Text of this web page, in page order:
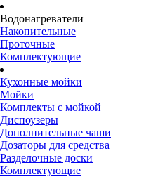
Водонагреватели
Накопительные
Проточные
Комплектующие
Кухонные мойки
Мойки
Комплекты с мойкой
Диспоузеры
Дополнительные чаши
Дозаторы для средства
Разделочные доски
Комплектующие